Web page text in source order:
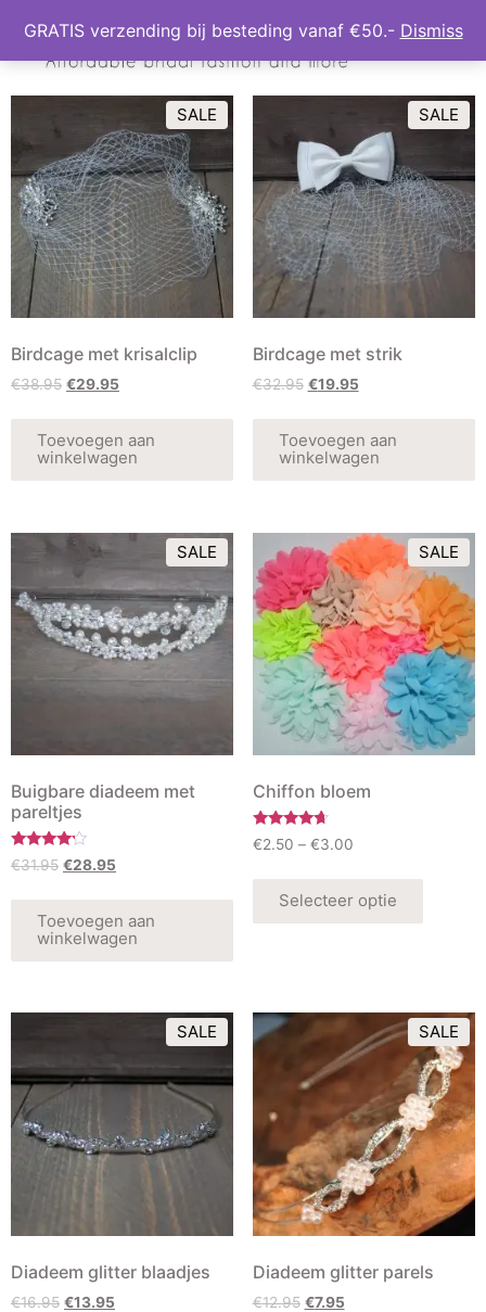
SALE
Birdcage met krisalclip
€38.95 €29.95
Toevoegen aan
winkelwagen
SALE
Birdcage met strik
€32.95 €19.95
Toevoegen aan
winkelwagen
SALE
Buigbare diadeem met
pareltjes
Rated
4.00
€31.95 €28.95
Toevoegen aan
winkelwagen
SALE
Chiffon bloem
Rated
4.50
€2.50 – €3.00
Selecteer optie
SALE
Diadeem glitter blaadjes
€16.95 €13.95
SALE
Diadeem glitter parels
€12.95 €7.95
GRATIS verzending bij besteding vanaf €50.- Dismiss